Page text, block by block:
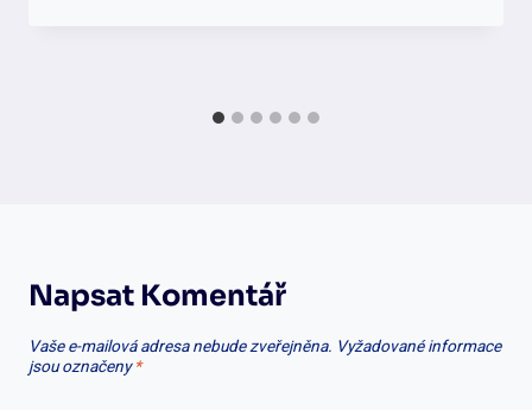
Napsat Komentář
Vaše e-mailová adresa nebude zveřejněna. Vyžadované informace
jsou označeny*